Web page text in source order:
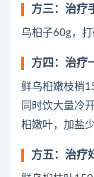
方三：治疗
乌桕子60g，打
方四：治疗
鲜乌桕嫩枝梢
同时饮大量冷
桕嫩叶，加盐
方五：治疗